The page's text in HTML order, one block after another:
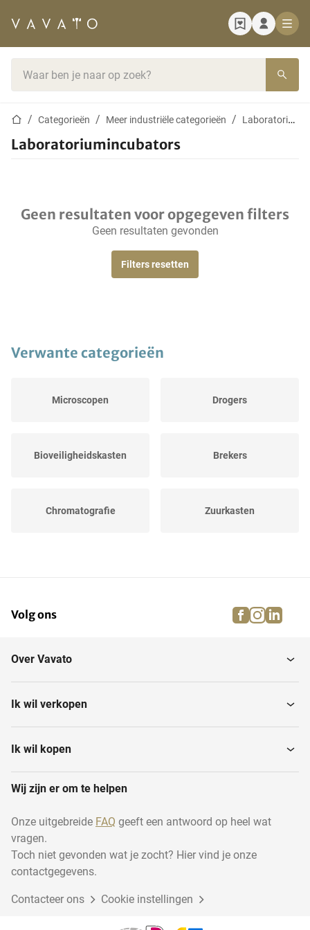
StartpaginaCategorieën Meer industriële categorieën Laboratoriumapparatuur
Laboratoriumincubators
Geen resultaten voor opgegeven filters
Geen resultaten gevonden
Filters resetten
Verwante categorieën
Microscopen Drogers
Bioveiligheidskasten Brekers
Chromatografie Zuurkasten
Laboratoriumkoelkasten Laminaire flowkasten
Laboratoriumvriezers
Verwarmingsapparatuur Mengapparatuur
Volg ons facebook
Over Vavato
Ik wil verkopen
Ik wil kopen
Wij zijn er om te helpen
Onze uitgebreide FAQ geeft een antwoord op heel wat
vragen.
Toch niet gevonden wat je zocht? Hier vind je onze
contactgegevens.
Contacteer ons Cookie instellingen